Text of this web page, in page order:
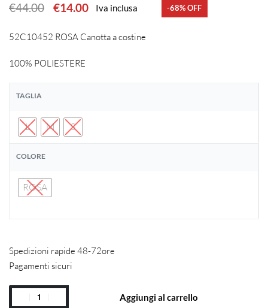
€44.00 €14.00 Iva inclusa -68% OFF
52C10452 ROSA Canotta a costine
100% POLIESTERE
TAGLIA
L M S
COLORE
ROSA
Spedizioni rapide 48-72ore
Pagamenti sicuri
Aggiungi al carrello